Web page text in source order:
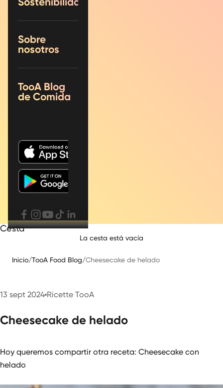
Sobre
nosotros
TooA Blog
de Comida
Cesta
La cesta está vacía
Inicio/TooA Food Blog/Cheesecake de helado
13 sept 2024 Ricette TooA
Cheesecake de helado
Hoy queremos compartir otra receta: Cheesecake con
helado